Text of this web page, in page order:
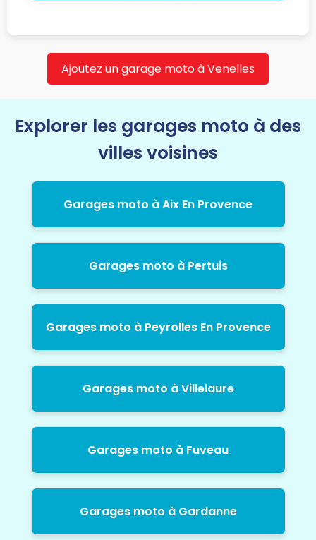
Ajoutez un garage moto à Venelles
Explorer les garages moto à des
villes voisines
Garages moto à Aix En Provence
Garages moto à Pertuis
Garages moto à Peyrolles En Provence
Garages moto à Villelaure
Garages moto à Fuveau
Garages moto à Gardanne